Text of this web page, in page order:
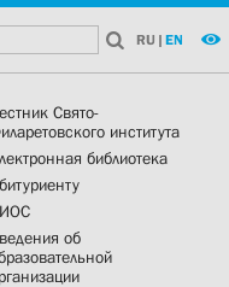
RU | EN
Свято-
института
библиотека
об